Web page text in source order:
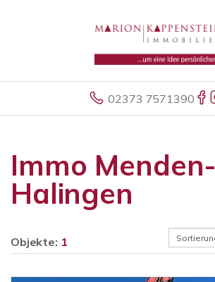
02373 7571390
Immo Menden-
Halingen
Objekte: 1